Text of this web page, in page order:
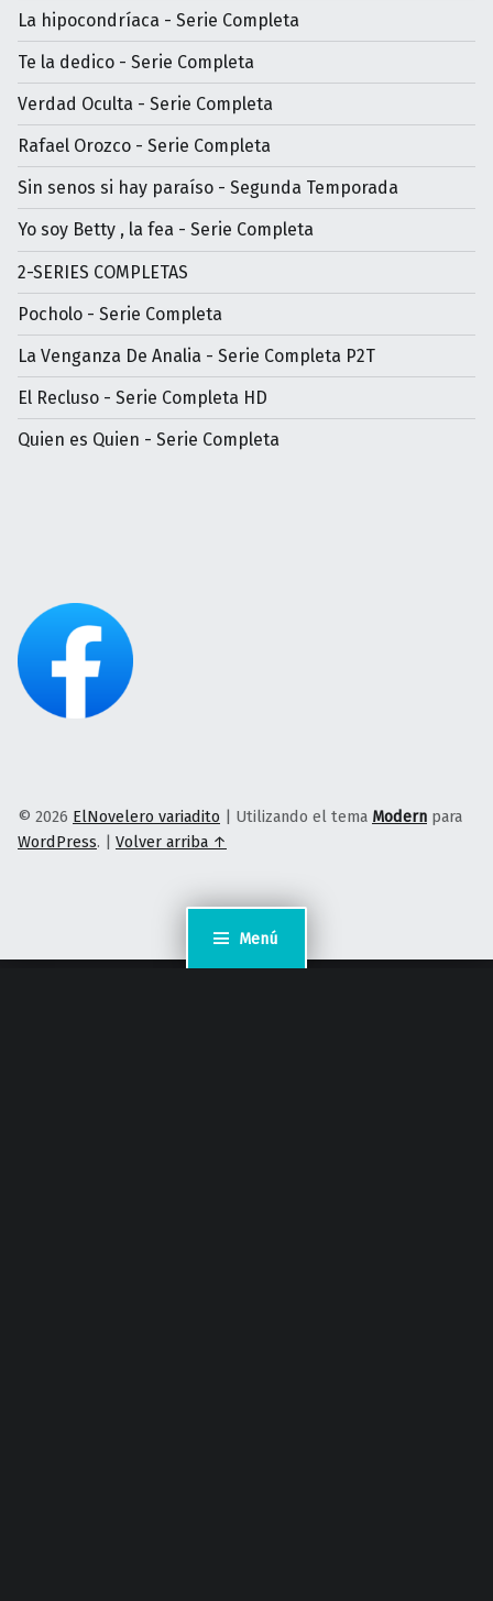
Menú
La hipocondríaca - Serie Completa
Te la dedico - Serie Completa
Verdad Oculta - Serie Completa
Rafael Orozco - Serie Completa
Sin senos si hay paraíso - Segunda Temporada
Yo soy Betty , la fea - Serie Completa
2-SERIES COMPLETAS
Pocholo - Serie Completa
La Venganza De Analia - Serie Completa P2T
El Recluso - Serie Completa HD
Quien es Quien - Serie Completa
© 2026 ElNovelero variadito | Utilizando el tema Modern para
WordPress. | Volver arriba ↑